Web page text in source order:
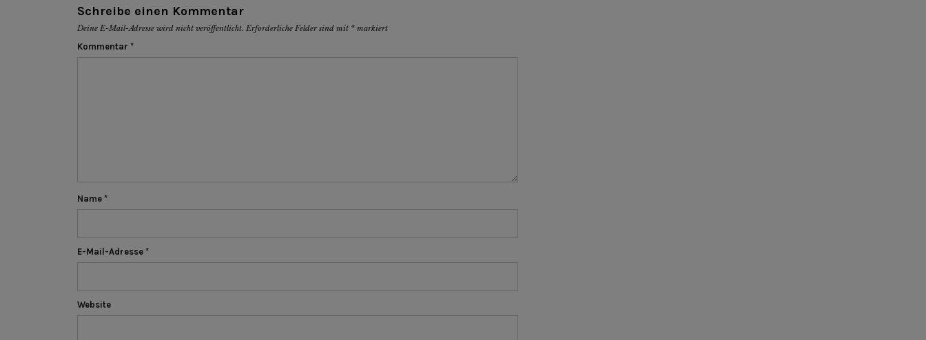
Schreibe einen Kommentar
Deine E-Mail-Adresse wird nicht veröffentlicht. Erforderliche Felder sind mit * markiert
Kommentar *
Name *
E-Mail-Adresse *
Website